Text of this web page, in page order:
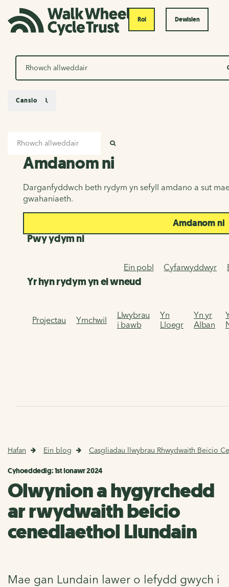
Roi Dewislen
Chwilio
Amdanom ni
Amdanom ni
Darganfyddwch beth rydym yn sefyll amdano a sut
gwahaniaeth.
Amdanom ni
Pwy ydym ni
Ein pobl Cyfarwyddwyr
Yr hyn rydym yn ei wneud
Projectau Ymchwil
Llwybrau
i bawb
Yn
Lloegr
Yn yr
Alban
Canslo
Hafan Ein blog Casgliadau llwybrau Rhwydwaith Beicio
Cyhoeddedig: 1st Ionawr 2024
Olwynion a hygyrchedd
ar rwydwaith beicio
cenedlaethol Llundain
Mae gan Lundain lawer o lefydd gwych i